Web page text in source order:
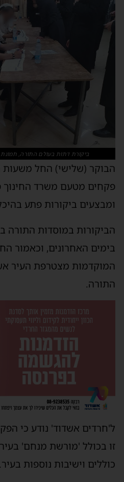
ביקורת דתות בעולם התורה, תמונת
הבוקר (שלישי) החל
פקחים מטעם משרד החינוך
ומבצעים ביקורות פתע
הביקורות במוסדות התורה
בימים האחרונים, וכאמור
המוקדמות מצטרפת העיר
התורה.
ל'חרדים אשדוד' נודע כי
זו בכולל 'מורשת מנחם'
כוללים וישיבות נוספות בעיר.